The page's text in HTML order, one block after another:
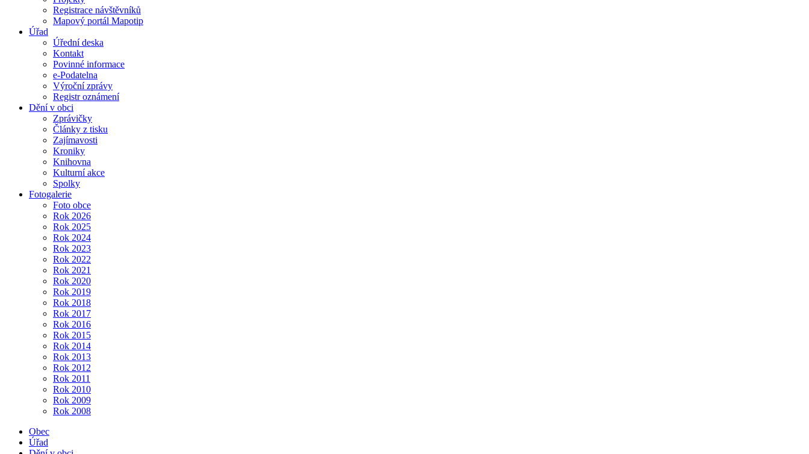
Registrace návštěvníků
Mapový portál Mapotip
Úřad
Úřední deska
Kontakt
Povinné informace
e-Podatelna
Výroční zprávy
Registr oznámení
Dění v obci
Zprávičky
Články z tisku
Zajímavosti
Kroniky
Knihovna
Kulturní akce
Spolky
Fotogalerie
Foto obce
Rok 2026
Rok 2025
Rok 2024
Rok 2023
Rok 2022
Rok 2021
Rok 2020
Rok 2019
Rok 2018
Rok 2017
Rok 2016
Rok 2015
Rok 2014
Rok 2013
Rok 2012
Rok 2011
Rok 2010
Rok 2009
Rok 2008
Obec
Úřad